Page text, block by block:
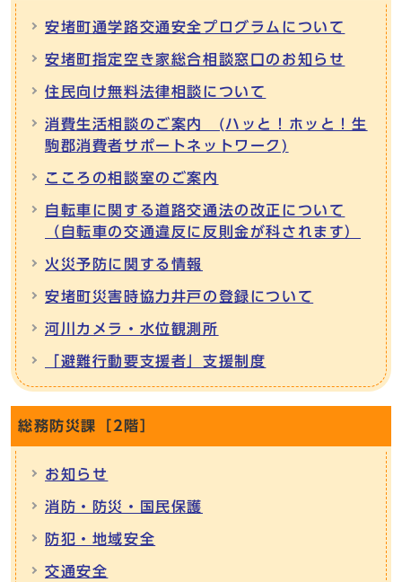
安堵町通学路交通安全プログラムについて
安堵町指定空き家総合相談窓口のお知らせ
住民向け無料法律相談について
消費生活相談のご案内 (ハッと！ホッと！生
駒郡消費者サポートネットワーク)
こころの相談室のご案内
自転車に関する道路交通法の改正について
（自転車の交通違反に反則金が科されます）
火災予防に関する情報
安堵町災害時協力井戸の登録について
河川カメラ・水位観測所
「避難行動要支援者」支援制度
総務防災課［2階］
お知らせ
消防・防災・国民保護
防犯・地域安全
交通安全